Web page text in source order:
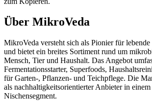
Über MikroVeda
MikroVeda versteht sich als Pionier für
und bietet ein breites Sortiment rund um
Mensch, Tier und Haushalt. Das Angebot
Fermentationsstarter, Superfoods,
für Garten-, Pflanzen- und Teichpflege. Die
als nachhaltigkeitsorientierter Anbieter in einem
Nischensegment.